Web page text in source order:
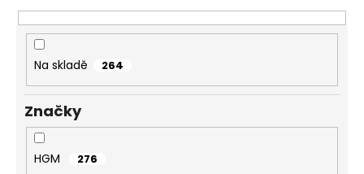
o
d
ů
Na skladě 264
Značky
HGM 276